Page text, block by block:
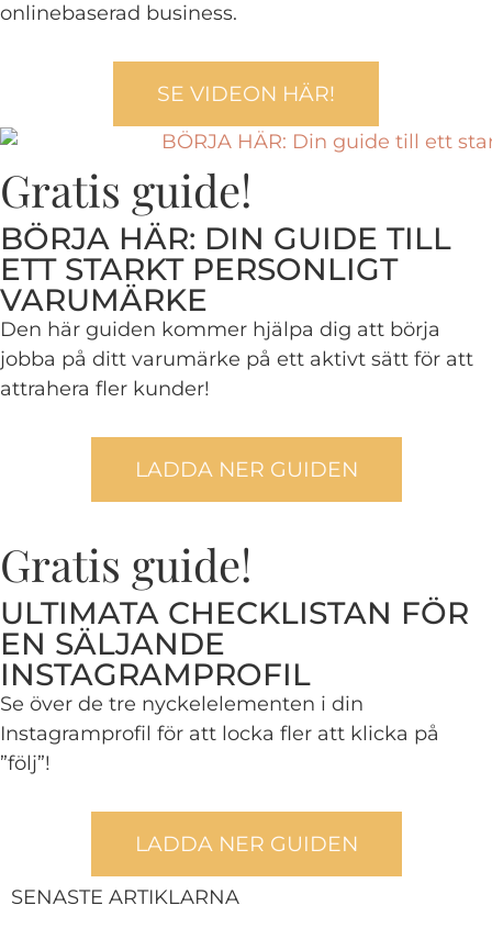
onlinebaserad business.
SE VIDEON HÄR!
Gratis guide!
BÖRJA HÄR: DIN GUIDE TILL
ETT STARKT PERSONLIGT
VARUMÄRKE
Den här guiden kommer hjälpa dig att börja
jobba på ditt varumärke på ett aktivt sätt för att
attrahera fler kunder!
LADDA NER GUIDEN
Gratis guide!
ULTIMATA CHECKLISTAN FÖR
EN SÄLJANDE
INSTAGRAMPROFIL
Se över de tre nyckelelementen i din
Instagramprofil för att locka fler att klicka på
”följ”!
LADDA NER GUIDEN
SENASTE ARTIKLARNA